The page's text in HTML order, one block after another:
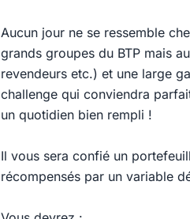
Aucun jour ne se ressemble
grands groupes du BTP mais
revendeurs etc.) et une large
challenge qui conviendra
un quotidien bien rempli !
Il vous sera confié un
récompensés par un variable